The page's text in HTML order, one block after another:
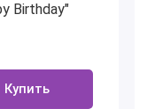
Birthday"
Купить